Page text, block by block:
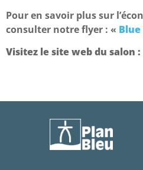
Pour en savoir plus sur
consulter notre flyer : «
Visitez le site web du salon :